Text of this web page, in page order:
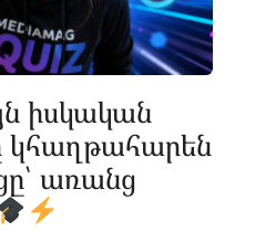
իսկական
կհաղթահարեն
առանց